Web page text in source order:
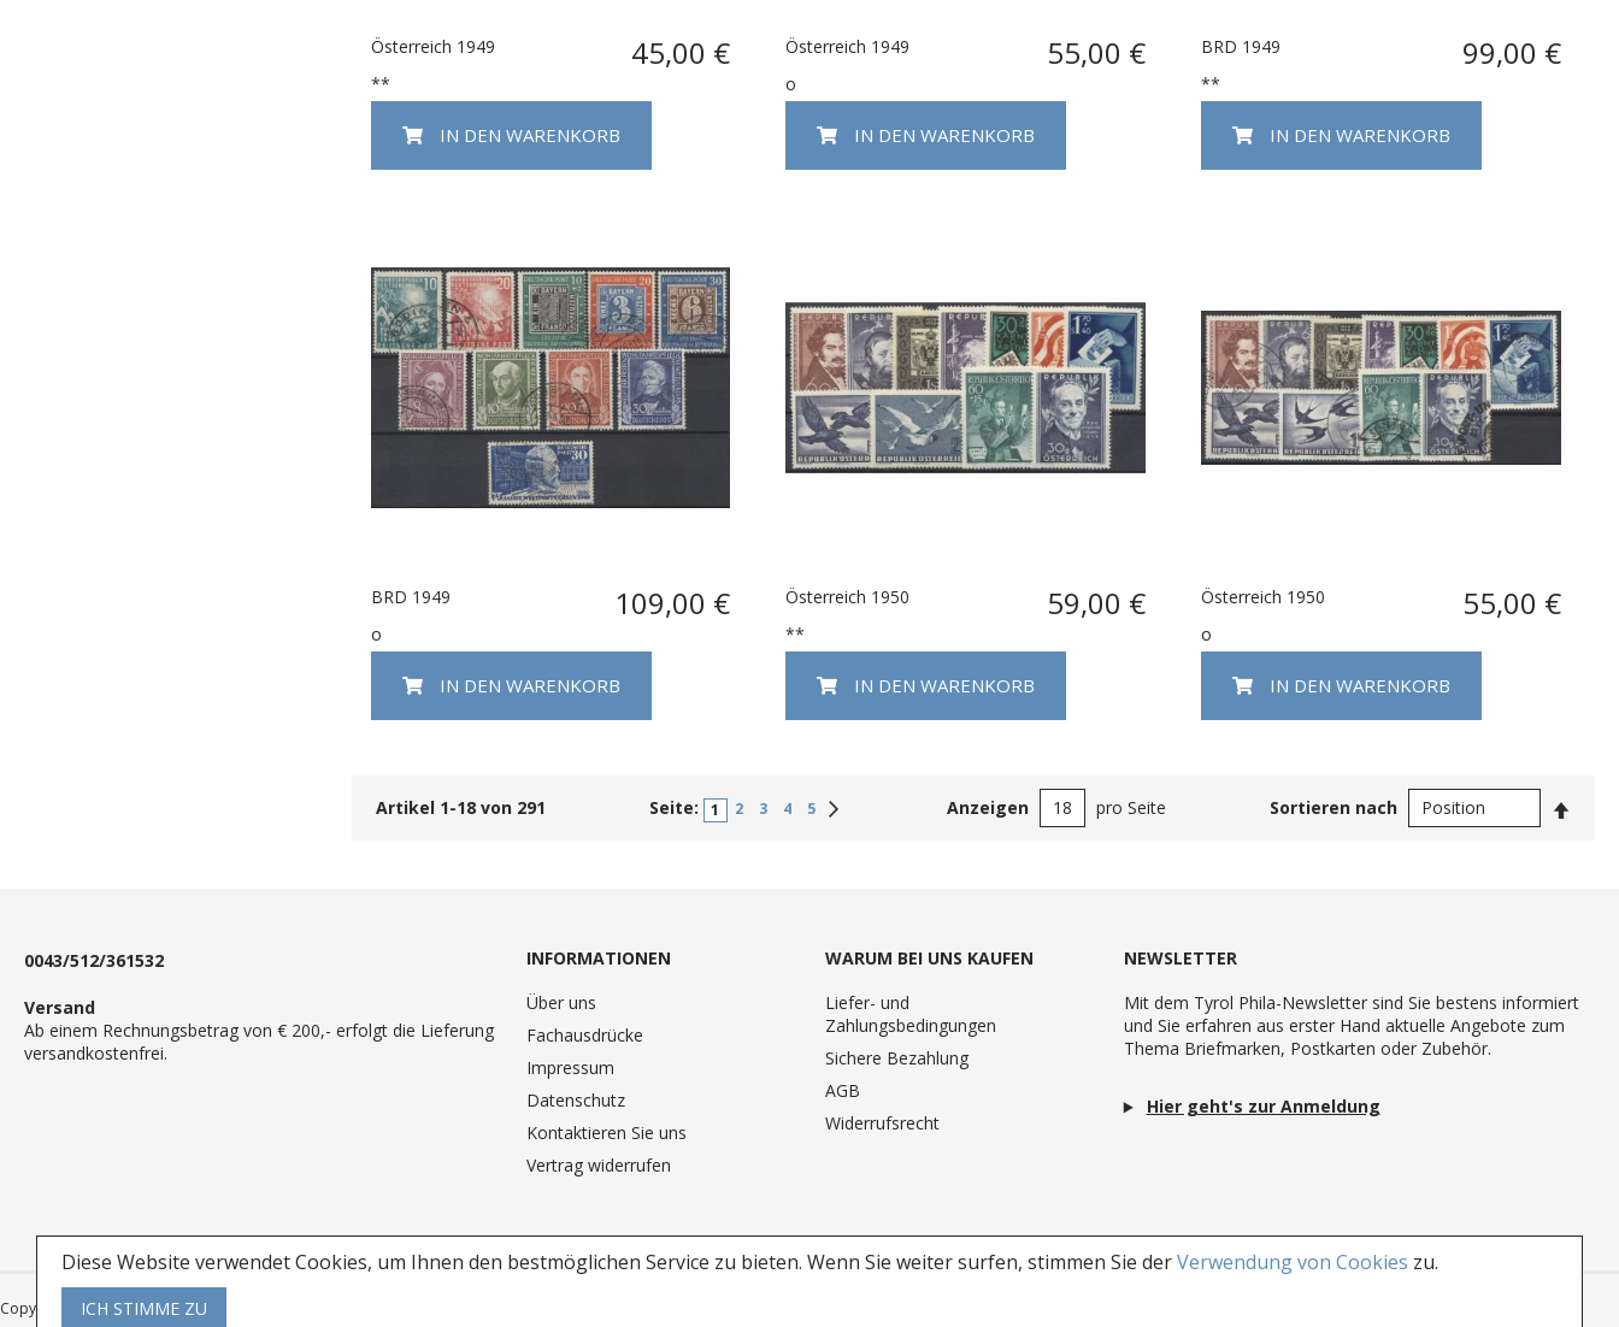
Diese Website verwendet Cookies, um Ihnen den bestmöglichen Service zu bieten. Wenn Sie weiter surfen, stimmen Sie derVerwendung von Cookies zu.
ICH STIMME ZU
Österreich 1949 45,00 €
**
IN DEN WARENKORB
Österreich 1949 55,00 €
o
IN DEN WARENKORB
BRD 1949 99,00 €
**
IN DEN WARENKORB
BRD 1949 109,00 €
o
IN DEN WARENKORB
Österreich 1950 59,00 €
**
IN DEN WARENKORB
Österreich 1950 55,00 €
o
IN DEN WARENKORB
Artikel 1-18von 291 Seite: 1 2 3 4 5 Anzeigen pro Seite Sortieren nach
0043/512/361532
Versand
Ab einem Rechnungsbetrag von € 200,- erfolgt die Lieferung
versandkostenfrei.
INFORMATIONEN
Über uns
Fachausdrücke
Impressum
Datenschutz
Kontaktieren Sie uns
Vertrag widerrufen
WARUM BEI UNS KAUFEN
Liefer- und
Zahlungsbedingungen
Sichere Bezahlung
AGB
Widerrufsrecht
NEWSLETTER
Mit dem Tyrol Phila-Newsletter sind Sie bestens informiert
und Sie erfahren aus erster Hand aktuelle Angebote zum
Thema Briefmarken, Postkarten oder Zubehör.
Hier geht's zur Anmeldung
Copyright